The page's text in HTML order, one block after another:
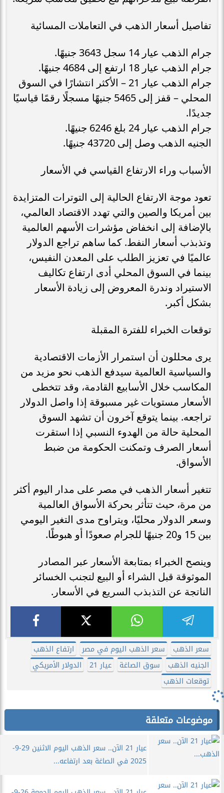
تفاصيل أسعار الذهب في التعاملات المسائية
جرام الذهب عيار 14 سجل 3643 جنيهًا.
جرام الذهب عيار 18 ارتفع إلى 4684 جنيهًا.
جرام الذهب عيار 21 – الأكثر انتشارًا في السوق
المحلي – قفز إلى 5465 جنيهًا مسجلًا رقمًا قياسيًا
جديدًا.
جرام الذهب عيار 24 بلغ 6246 جنيهًا.
الجنيه الذهب وصل إلى 43720 جنيهًا.
الأسباب وراء الارتفاع القياسي في الأسعار
تعود موجة الارتفاع الحالية إلى التوترات المتزايدة
بين أمريكا والصين والتي تهدد الاقتصاد العالمي،
بالإضافة إلى انخفاض مؤشرات الأسهم العالمية
وتذبذب أسعار النفط. كما ساهم تراجع الدولار
عالميًا في تعزيز الطلب على المعدن النفيس،
بينما في السوق المحلي أدى ارتفاع تكاليف
الاستيراد وندرة المعروض إلى زيادة الأسعار
بشكل أكبر.
توقعات الخبراء للفترة المقبلة
يرى محللون أن استمرار الأزمات الاقتصادية
والسياسية العالمية سيدفع الذهب نحو مزيد من
المكاسب خلال الأسابيع القادمة، وقد تتخطى
الأسعار مستويات غير مسبوقة إذا واصل الدولار
تراجعه. بينما يتوقع آخرون أن تشهد السوق
المحلية حالة من الهدوء النسبي إذا استقرت
أسعار الصرف وتمكنت الحكومة من ضبط
الأسواق.
تتغير أسعار الذهب في مصر على مدار اليوم أكثر
من مرة، حيث تتأثر بحركة الأسواق العالمية
وسعر الدولار محليًا، ويتراوح مدى التغير اليومي
بين 15 و20 جنيهًا للجرام صعودًا أو هبوطًا.
وينصح الخبراء بمتابعة الأسعار عبر المصادر
الموثوقة قبل الشراء أو البيع لتجنب الخسائر
الناتجة عن التذبذب السريع في الأسعار.
سعر الذهب سعر الذهب اليوم في مصر
ارتفاع الذهب
الجنيه الذهب
سوق الصاغة عيار 21
الدولار الأمريكي
توقعات الذهب
موضوعات متعلقة
عيار 21 الآن.. سعر الذهب اليوم الاثنين 29-9-
2025 في الصاغة بعد ارتفاعه...